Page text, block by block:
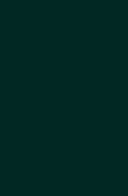
dans les
abritent des
et inhabituel,
de caractères